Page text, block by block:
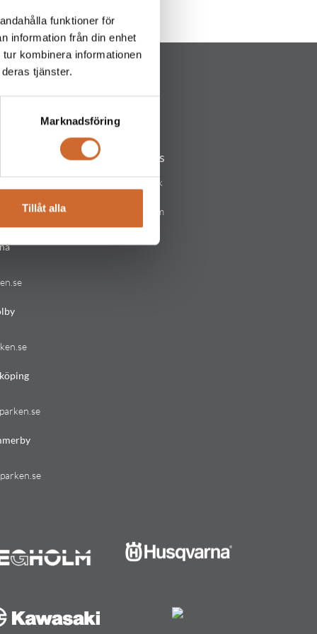
funktioner för
information från din enhet
kombinera informationen
tjänster.
Marknadsföring
Tillåt alla
Följ oss
Facebook
Instagram